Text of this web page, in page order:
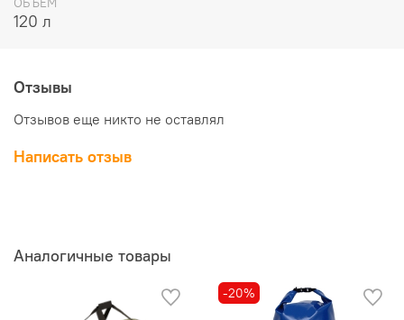
120 л
Отзывы
Отзывов еще никто не оставлял
Написать отзыв
Аналогичные товары
-20%